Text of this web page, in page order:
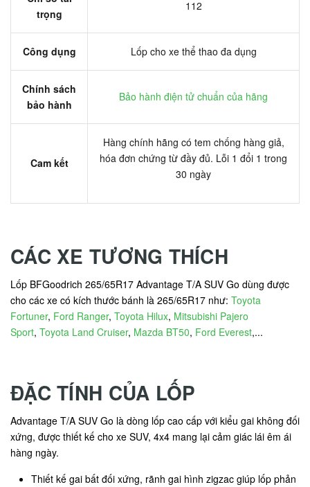
trọng
112
Công dụng Lốp cho xe thể thao đa dụng
Chính sách
bảo hành
Bảo hành điện tử chuẩn của hãng
Cam kết
Hàng chính hãng có tem chống hàng giả,
hóa đơn chứng từ đầy đủ. Lỗi 1 đổi 1 trong
30 ngày
CÁC XE TƯƠNG THÍCH
Lốp BFGoodrich 265/65R17 Advantage T/A SUV Go dùng được
cho các xe có kích thước bánh là 265/65R17 như: Toyota
Fortuner, Ford Ranger, Toyota Hilux, Mitsubishi Pajero
Sport, Toyota Land Cruiser, Mazda BT50, Ford Everest,...
ĐẶC TÍNH CỦA LỐP
Advantage T/A SUV Go là dòng lốp cao cấp với kiểu gai không đối
xứng, được thiết kế cho xe SUV, 4x4 mang lại cảm giác lái êm ái
hàng ngày.
Thiết kế gai bất đối xứng, rãnh gai hình zigzac giúp lốp phản